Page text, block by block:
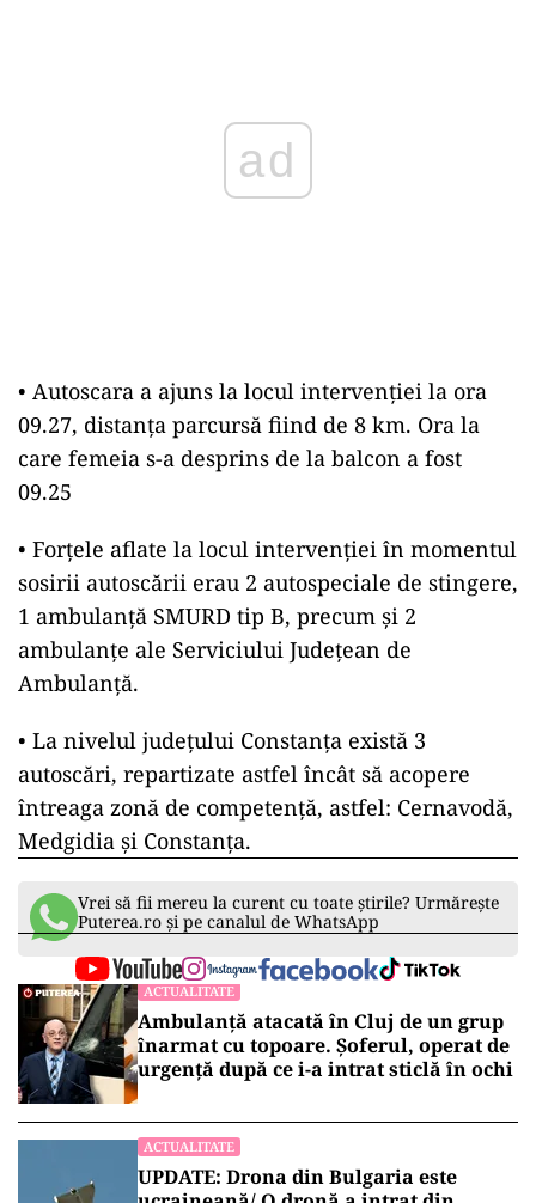
ad
• Autoscara a ajuns la locul intervenției la ora
09.27, distanța parcursă fiind de 8 km. Ora la
care femeia s-a desprins de la balcon a fost
09.25
• Forțele aflate la locul intervenției în momentul
sosirii autoscării erau 2 autospeciale de stingere,
1 ambulanță SMURD tip B, precum și 2
ambulanțe ale Serviciului Județean de
Ambulanță.
• La nivelul județului Constanța există 3
autoscări, repartizate astfel încât să acopere
întreaga zonă de competență, astfel: Cernavodă,
Medgidia și Constanța.
Vrei să fii mereu la curent cu toate știrile? Urmărește
Puterea.ro și pe canalul de WhatsApp
ACTUALITATE
Ambulanță atacată în Cluj de un grup
înarmat cu topoare. Șoferul, operat de
urgență după ce i-a intrat sticlă în ochi
ACTUALITATE
UPDATE: Drona din Bulgaria este